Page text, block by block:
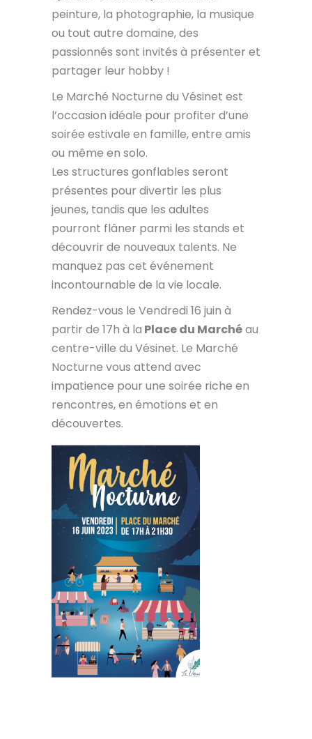
peinture, la photographie, la musique
ou tout autre domaine, des
passionnés sont invités à présenter et
partager leur hobby !
Le Marché Nocturne du Vésinet est
l’occasion idéale pour profiter d’une
soirée estivale en famille, entre amis
ou même en solo.
Les structures gonflables seront
présentes pour divertir les plus
jeunes, tandis que les adultes
pourront flâner parmi les stands et
découvrir de nouveaux talents. Ne
manquez pas cet événement
incontournable de la vie locale.
Rendez-vous le Vendredi 16 juin à
partir de 17h à la Place du Marchéau
centre-ville du Vésinet. Le Marché
Nocturne vous attend avec
impatience pour une soirée riche en
rencontres, en émotions et en
découvertes.